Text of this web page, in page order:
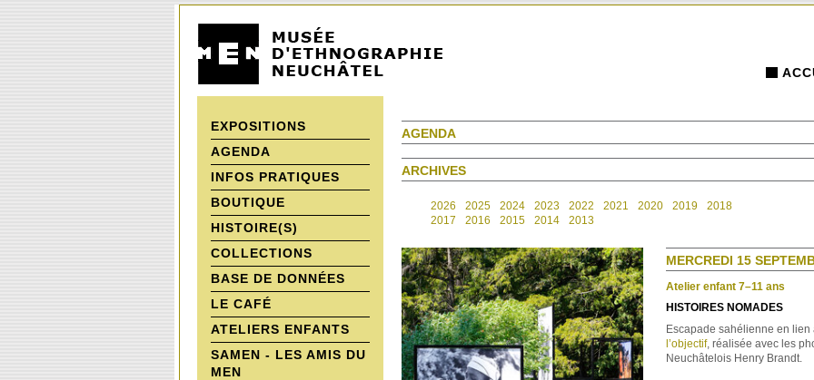
EXPOSITIONS
AGENDA
INFOS PRATIQUES
BOUTIQUE
HISTOIRE(S)
COLLECTIONS
BASE DE DONNÉES
LE CAFÉ
ATELIERS ENFANTS
SAMEN - LES AMIS DU
MEN
AGENDA
ARCHIVES
2026 2025 2024 2023 2022 2021 2020 2019
2018
2017
2016 2015 2014 2013
MERCREDI 15
Atelier enfant 7–11 ans
HISTOIRES NOMADES
Escapade sahélienne en lien
l’objectif, réalisée avec les
Neuchâtelois Henry Brandt.